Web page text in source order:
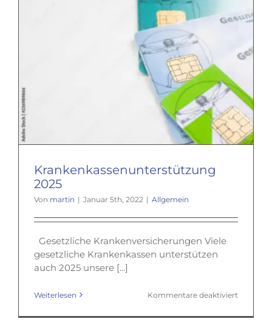
Krankenkassenunterstützung
2025
Von martin | Januar 5th, 2022 | Allgemein
Gesetzliche Krankenversicherungen Viele
gesetzliche Krankenkassen unterstützen
auch 2025 unsere [...]
Weiterlesen Kommentare deaktiviert
2025